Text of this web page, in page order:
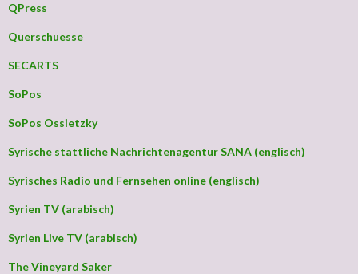
QPress
Querschuesse
SECARTS
SoPos
SoPos Ossietzky
Syrische stattliche Nachrichtenagentur SANA (englisch)
Syrisches Radio und Fernsehen online (englisch)
Syrien TV (arabisch)
Syrien Live TV (arabisch)
The Vineyard Saker